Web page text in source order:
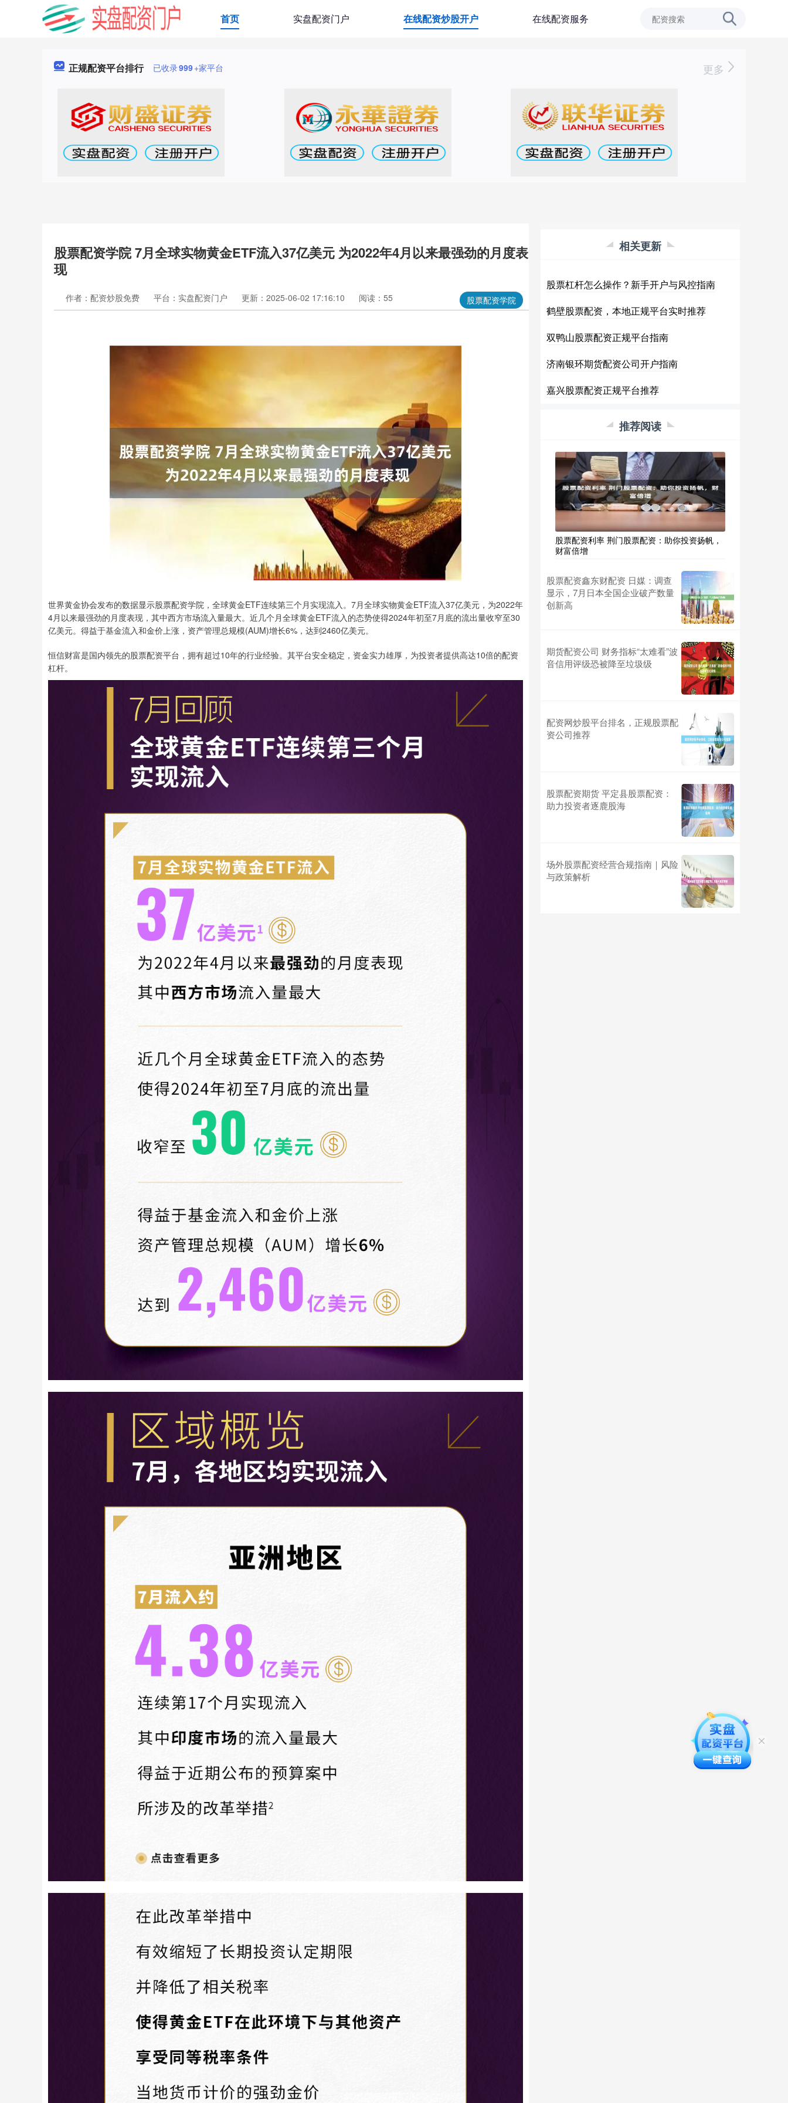
首页 实盘配资门户 在线配资炒股开户 在线配资服务
正规配资平台排行 已收录999+家平台 更多
股票配资学院 7月全球实物黄金ETF流入37亿美元 为2022年4月以来最强劲的月度表
现
股票配资学院
作者：配资炒股免费 平台：实盘配资门户 更新：2025-06-02 17:16:10 阅读：55
世界黄金协会发布的数据显示股票配资学院，全球黄金ETF连续第三个月实现流入。7月全球实物黄金ETF流入37亿美元，为2022年
4月以来最强劲的月度表现，其中西方市场流入量最大。近几个月全球黄金ETF流入的态势使得2024年初至7月底的流出量收窄至30
亿美元。得益于基金流入和金价上涨，资产管理总规模(AUM)增长6%，达到2460亿美元。
恒信财富是国内领先的股票配资平台，拥有超过10年的行业经验。其平台安全稳定，资金实力雄厚，为投资者提供高达10倍的配资
杠杆。
相关更新
股票杠杆怎么操作？新手开户与风控指南
鹤壁股票配资，本地正规平台实时推荐
双鸭山股票配资正规平台指南
济南银环期货配资公司开户指南
嘉兴股票配资正规平台推荐
推荐阅读
股票配资利率 荆门股票配资：助你投资扬帆，
财富倍增
股票配资鑫东财配资 日媒：调查
显示，7月日本全国企业破产数量
创新高
期货配资公司 财务指标“太难看”波
音信用评级恐被降至垃圾级
配资网炒股平台排名，正规股票配
资公司推荐
股票配资期货 平定县股票配资：
助力投资者逐鹿股海
场外股票配资经营合规指南｜风险
与政策解析